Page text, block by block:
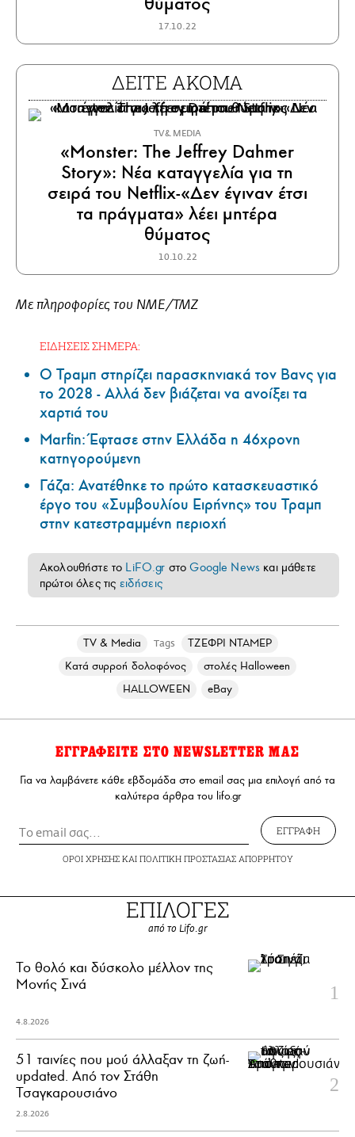
17.10.22
ΔΕΙΤΕ ΑΚΟΜΑ
TV & MEDIA
«Monster: The Jeffrey Dahmer
Story»: Νέα καταγγελία για τη
σειρά του Netflix-«Δεν έγιναν έτσι
τα πράγματα» λέει μητέρα
θύματος
10.10.22
Με πληροφορίες του NME/TMZ
ΕΙΔΗΣΕΙΣ ΣΗΜΕΡΑ:
Ο Τραμπ στηρίζει παρασκηνιακά τον Βανς για
το 2028 - Αλλά δεν βιάζεται να ανοίξει τα
χαρτιά του
Marfin: Έφτασε στην Ελλάδα η 46χρονη
κατηγορούμενη
Γάζα: Ανατέθηκε το πρώτο κατασκευαστικό
έργο του «Συμβουλίου Ειρήνης» του Τραμπ
στην κατεστραμμένη περιοχή
Ακολουθήστε το LiFO.gr στοGoogle News και μάθετε
πρώτοι όλες τις ειδήσεις
TV & Media Tags
ΤΖΕΦΡΙ ΝΤΑΜΕΡ
Κατά συρροή δολοφόνος
στολές Halloween
HALLOWEEN
eBay
ΕΓΓΡΑΦΕΙΤΕ ΣΤΟ NEWSLETTER ΜΑΣ
Για να λαμβάνετε κάθε εβδομάδα στο email σας μια επιλογή από τα
καλύτερα άρθρα του lifo.gr
ΕΓΓΡΑΦΗ
ΟΡΟΙ ΧΡΗΣΗΣΚΑΙ ΠΟΛΙΤΙΚΗ ΠΡΟΣΤΑΣΙΑΣ ΑΠΟΡΡΗΤΟΥ
ΕΠΙΛΟΓΕΣ
από το Lifo.gr
Το θολό και δύσκολο μέλλον της
Μονής Σινά
4.8.2026
51 ταινίες που μού άλλαξαν τη ζωή-
updated. Aπό τον Στάθη
Τσαγκαρουσιάνο
2.8.2026